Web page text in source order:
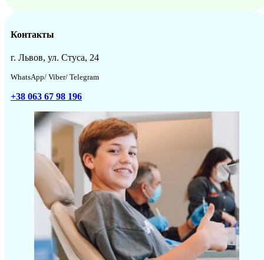
Контакты
г. Львов, ул. Стуса, 24
WhatsApp/ Viber/ Telegram
+38 063 67 98 196